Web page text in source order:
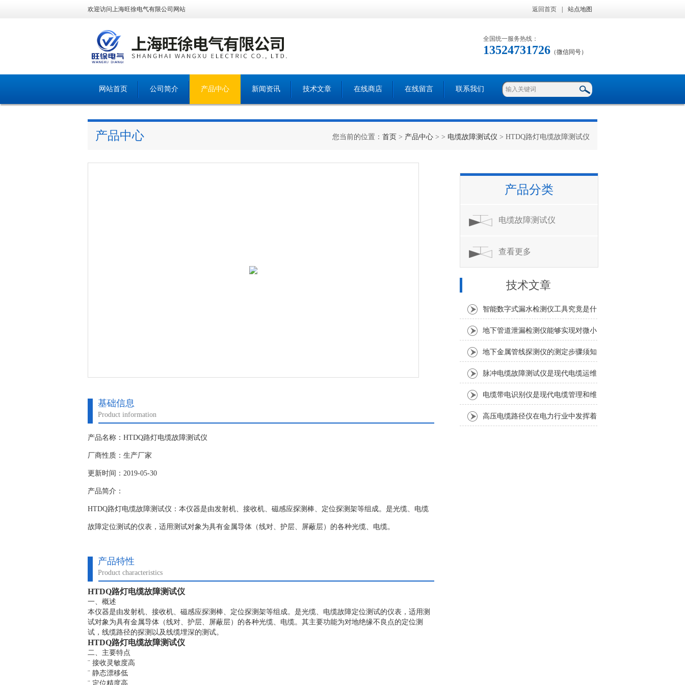
欢迎访问上海旺徐电气有限公司网站 返回首页 站点地图
全国统一服务热线：
13524731726 （微信同号）
网站首页 公司简介 产品中心 新闻资讯 技术文章 在线商店 在线留言 联系我们
产品中心 您当前的位置： 首页 > 产品中心 > > 电缆故障测试仪 > HTDQ路灯电缆故障测试仪
基础信息
Product information
产品名称：HTDQ路灯电缆故障测试仪
厂商性质：生产厂家
更新时间：2019-05-30
产品简介：
HTDQ路灯电缆故障测试仪：本仪器是由发射机、接收机、磁感应探测棒、定位探测架等组成。是光缆、电缆
故障定位测试的仪表，适用测试对象为具有金属导体（线对、护层、屏蔽层）的各种光缆、电缆。
产品特性
Product characteristics
HTDQ路灯电缆故障测试仪
一、概述
本仪器是由发射机、接收机、磁感应探测棒、定位探测架等组成。是光缆、电缆故障定位测试的仪表，适用测
试对象为具有金属导体（线对、护层、屏蔽层）的各种光缆、电缆。其主要功能为对地绝缘不良点的定位测
试，线缆路径的探测以及线缆埋深的测试。
HTDQ路灯电缆故障测试仪
二、主要特点
¨ 接收灵敏度高
¨ 静态漂移低
¨ 定位精度高
产品分类
电缆故障测试仪
查看更多
技术文章
智能数字式漏水检测仪工具究竟是什
么？ 地下管道泄漏检测仪能够实现对微小
泄漏的准确定位
地下金属管线探测仪的测定步骤须知
脉冲电缆故障测试仪是现代电缆运维
中不可少的工具
电缆带电识别仪是现代电缆管理和维
护中不可少的重要工具
高压电缆路径仪在电力行业中发挥着